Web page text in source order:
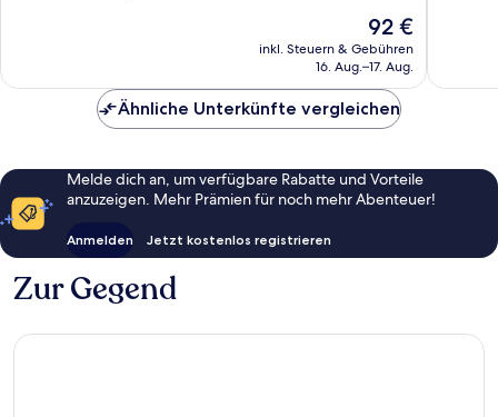
Der
Preis
beträgt
92 €
inkl. Steuern & Gebühren
16. Aug.–17. Aug.
Ähnliche Unterkünfte vergleichen
Melde dich an, um verfügbare Rabatte und Vorteile
anzuzeigen. Mehr Prämien für noch mehr Abenteuer!
Anmelden Jetzt kostenlos registrieren
Zur Gegend